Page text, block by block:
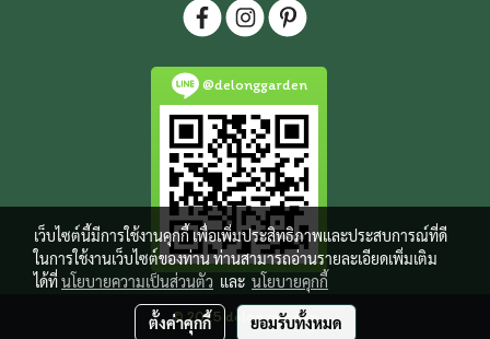
@delonggarden
© 2025 delonggarden
เว็บไซต์นี้มีการใช้งานคุกกี้ เพื่อเพิ่มประสิทธิภาพและประสบการณ์ที่ดี
ในการใช้งานเว็บไซต์ของท่าน ท่านสามารถอ่านรายละเอียดเพิ่มเติม
ได้ที่นโยบายความเป็นส่วนตัว และ นโยบายคุกกี้
ตั้งค่าคุกกี้ ยอมรับทั้งหมด